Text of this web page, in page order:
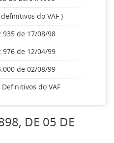
do VAF )
de 17/08/98
de 12/04/99
de 02/08/99
do VAF
DE 05 DE